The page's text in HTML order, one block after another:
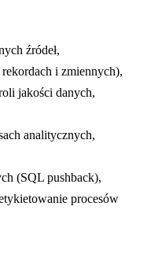
źródeł,
i zmiennych),
jakości danych,
analitycznych,
(SQL pushback),
procesów